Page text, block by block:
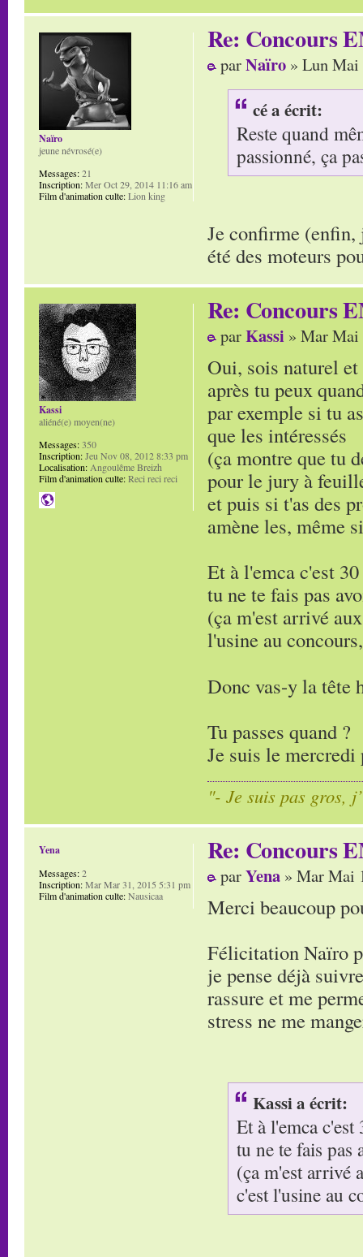
Re: Concours
parNaïro » Lun Mai
cé a écrit:
Reste quand
passionné, ça
Je confirme (enfin,
été des moteurs
Naïro
jeune névrosé(e)
Messages:21
Inscription:Mer Oct 29, 2014 11:16 am
Film d'animation culte:Lion king
Re: Concours
parKassi » Mar Mai
Oui, sois naturel
après tu peux
par exemple si tu
que les intéressés
(ça montre que tu
pour le jury à
et puis si t'as des
amène les, même
Et à l'emca c'est
tu ne te fais pas
(ça m'est arrivé
l'usine au
Donc vas-y la tête
Tu passes quand ?
Je suis le mercredi
"- Je suis pas gros,
Kassi
aliéné(e) moyen(ne)
Messages:350
Inscription:Jeu Nov 08, 2012 8:33 pm
Localisation: Angoulême Breizh
Film d'animation culte:Reci reci reci
Re: Concours
parYena » Mar Mai
Merci beaucoup
Félicitation Naïro
je pense déjà
rassure et me
stress ne me
Kassi a écrit:
Et à l'emca
tu ne te fais pas
(ça m'est arrivé
c'est l'usine au
Yena
Messages:2
Inscription:Mar Mar 31, 2015 5:31 pm
Film d'animation culte:Nausicaa